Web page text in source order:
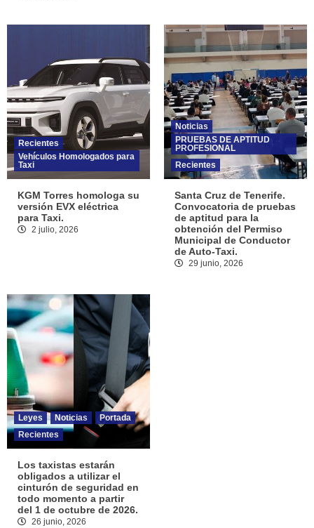
Recientes
Vehículos Homologados para
Taxi
KGM Torres homologa su
versión EVX eléctrica
para Taxi.
2 julio, 2026
Noticias
PRUEBAS DE APTITUD
PROFESIONAL
Recientes
Santa Cruz de Tenerife.
Convocatoria de pruebas
de aptitud para la
obtención del Permiso
Municipal de Conductor
de Auto-Taxi.
29 junio, 2026
Leyes Noticias
Portada
Recientes
Los taxistas estarán
obligados a utilizar el
cinturón de seguridad en
todo momento a partir
del 1 de octubre de 2026.
26 junio, 2026